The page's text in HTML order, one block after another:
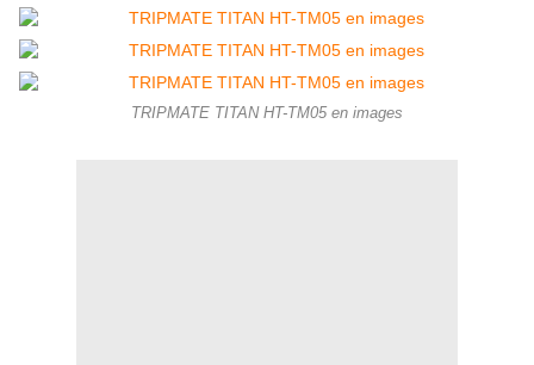
TRIPMATE TITAN HT-TM05 en images